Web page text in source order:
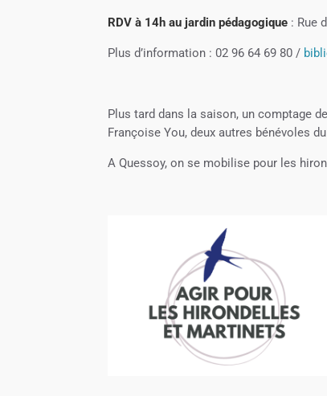
RDV à 14h au jardin pédagogique : Rue
Plus d’information : 02 96 64 69 80 /
Plus tard dans la saison, un comptage
Françoise You, deux autres bénévoles
A Quessoy, on se mobilise pour les